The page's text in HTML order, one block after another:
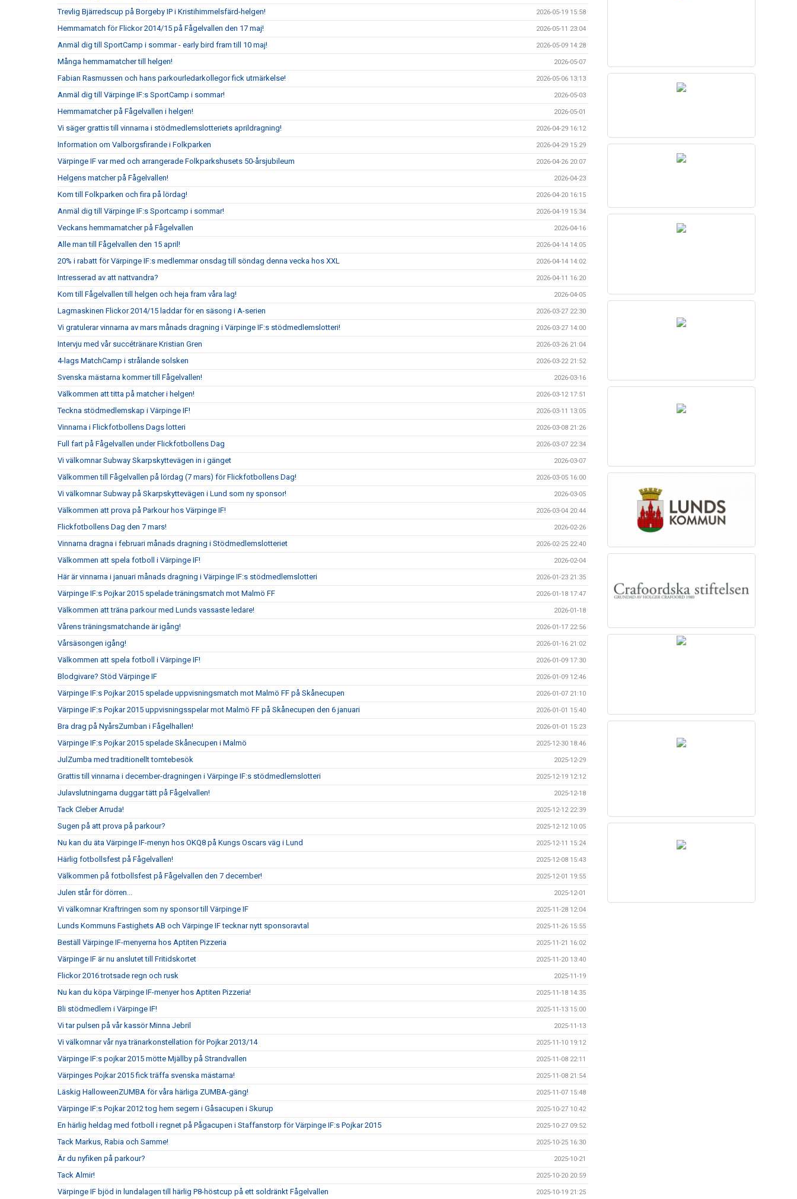
Trevlig Bjärredscup på Borgeby IP i Kristihimmelsfärd-helgen! 2026-05-19 15:58
Hemmamatch för Flickor 2014/15 på Fågelvallen den 17 maj! 2026-05-11 23:04
Anmäl dig till SportCamp i sommar - early bird fram till 10 maj! 2026-05-09 14:28
Många hemmamatcher till helgen! 2026-05-07
Fabian Rasmussen och hans parkourledarkollegor fick utmärkelse! 2026-05-06 13:13
Anmäl dig till Värpinge IF:s SportCamp i sommar! 2026-05-03
Hemmamatcher på Fågelvallen i helgen! 2026-05-01
Vi säger grattis till vinnarna i stödmedlemslotteriets aprildragning! 2026-04-29 16:12
Information om Valborgsfirande i Folkparken 2026-04-29 15:29
Värpinge IF var med och arrangerade Folkparkshusets 50-årsjubileum 2026-04-26 20:07
Helgens matcher på Fågelvallen! 2026-04-23
Kom till Folkparken och fira på lördag! 2026-04-20 16:15
Anmäl dig till Värpinge IF:s Sportcamp i sommar! 2026-04-19 15:34
Veckans hemmamatcher på Fågelvallen 2026-04-16
Alle man till Fågelvallen den 15 april! 2026-04-14 14:05
20% i rabatt för Värpinge IF:s medlemmar onsdag till söndag denna vecka hos XXL 2026-04-14 14:02
Intresserad av att nattvandra? 2026-04-11 16:20
Kom till Fågelvallen till helgen och heja fram våra lag! 2026-04-05
Lagmaskinen Flickor 2014/15 laddar för en säsong i A-serien 2026-03-27 22:30
Vi gratulerar vinnarna av mars månads dragning i Värpinge IF:s stödmedlemslotteri! 2026-03-27 14:00
Intervju med vår succétränare Kristian Gren 2026-03-26 21:04
4-lags MatchCamp i strålande solsken 2026-03-22 21:52
Svenska mästarna kommer till Fågelvallen! 2026-03-16
Välkommen att titta på matcher i helgen! 2026-03-12 17:51
Teckna stödmedlemskap i Värpinge IF! 2026-03-11 13:05
Vinnarna i Flickfotbollens Dags lotteri 2026-03-08 21:26
Full fart på Fågelvallen under Flickfotbollens Dag 2026-03-07 22:34
Vi välkomnar Subway Skarpskyttevägen in i gänget 2026-03-07
Välkommen till Fågelvallen på lördag (7 mars) för Flickfotbollens Dag! 2026-03-05 16:00
Vi välkomnar Subway på Skarpskyttevägen i Lund som ny sponsor! 2026-03-05
Välkommen att prova på Parkour hos Värpinge IF! 2026-03-04 20:44
Flickfotbollens Dag den 7 mars! 2026-02-26
Vinnarna dragna i februari månads dragning i Stödmedlemslotteriet 2026-02-25 22:40
Välkommen att spela fotboll i Värpinge IF! 2026-02-04
Här är vinnarna i januari månads dragning i Värpinge IF:s stödmedlemslotteri 2026-01-23 21:35
Värpinge IF:s Pojkar 2015 spelade träningsmatch mot Malmö FF 2026-01-18 17:47
Välkommen att träna parkour med Lunds vassaste ledare! 2026-01-18
Vårens träningsmatchande är igång! 2026-01-17 22:56
Vårsäsongen igång! 2026-01-16 21:02
Välkommen att spela fotboll i Värpinge IF! 2026-01-09 17:30
Blodgivare? Stöd Värpinge IF 2026-01-09 12:46
Värpinge IF:s Pojkar 2015 spelade uppvisningsmatch mot Malmö FF på Skånecupen 2026-01-07 21:10
Värpinge IF:s Pojkar 2015 uppvisningsspelar mot Malmö FF på Skånecupen den 6 januari 2026-01-01 15:40
Bra drag på NyårsZumban i Fågelhallen! 2026-01-01 15:23
Värpinge IF:s Pojkar 2015 spelade Skånecupen i Malmö 2025-12-30 18:46
JulZumba med traditionellt tomtebesök 2025-12-29
Grattis till vinnarna i december-dragningen i Värpinge IF:s stödmedlemslotteri 2025-12-19 12:12
Julavslutningarna duggar tätt på Fågelvallen! 2025-12-18
Tack Cleber Arruda! 2025-12-12 22:39
Sugen på att prova på parkour? 2025-12-12 10:05
Nu kan du äta Värpinge IF-menyn hos OKQ8 på Kungs Oscars väg i Lund 2025-12-11 15:24
Härlig fotbollsfest på Fågelvallen! 2025-12-08 15:43
Välkommen på fotbollsfest på Fågelvallen den 7 december! 2025-12-01 19:55
Julen står för dörren... 2025-12-01
Vi välkomnar Kraftringen som ny sponsor till Värpinge IF 2025-11-28 12:04
Lunds Kommuns Fastighets AB och Värpinge IF tecknar nytt sponsoravtal 2025-11-26 15:55
Beställ Värpinge IF-menyerna hos Aptiten Pizzeria 2025-11-21 16:02
Värpinge IF är nu anslutet till Fritidskortet 2025-11-20 13:40
Flickor 2016 trotsade regn och rusk 2025-11-19
Nu kan du köpa Värpinge IF-menyer hos Aptiten Pizzeria! 2025-11-18 14:35
Bli stödmedlem i Värpinge IF! 2025-11-13 15:00
Vi tar pulsen på vår kassör Minna Jebril 2025-11-13
Vi välkomnar vår nya tränarkonstellation för Pojkar 2013/14 2025-11-10 19:12
Värpinge IF:s pojkar 2015 mötte Mjällby på Strandvallen 2025-11-08 22:11
Värpinges Pojkar 2015 fick träffa svenska mästarna! 2025-11-08 21:54
Läskig HalloweenZUMBA för våra härliga ZUMBA-gäng! 2025-11-07 15:48
Värpinge IF:s Pojkar 2012 tog hem segern i Gåsacupen i Skurup 2025-10-27 10:42
En härlig heldag med fotboll i regnet på Pågacupen i Staffanstorp för Värpinge IF:s Pojkar 2015 2025-10-27 09:52
Tack Markus, Rabia och Samme! 2025-10-25 16:30
Är du nyfiken på parkour? 2025-10-21
Tack Almir! 2025-10-20 20:59
Värpinge IF bjöd in lundalagen till härlig P8-höstcup på ett soldränkt Fågelvallen 2025-10-19 21:25